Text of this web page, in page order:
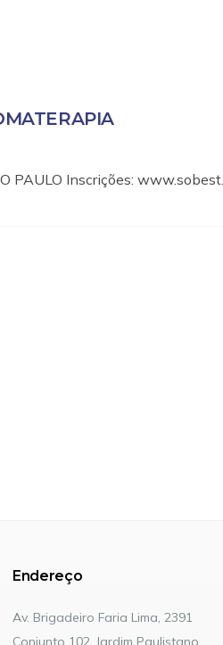
PAULO Inscrições:
Endereço
Av. Brigadeiro Faria Lima, 2391
Conjunto 102, Jardim Paulistano.